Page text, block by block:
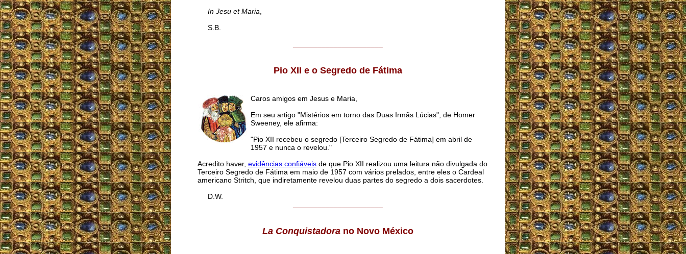
In Jesu et Maria
S.B.
Pio XII e o Segredo de Fátima
Caros amigos em Jesus e Maria,
Em seu artigo "Mistérios em torno das Duas Irmãs Lúcias", de Homer
Sweeney, ele afirma:
"Pio XII recebeu o segredo [Terceiro Segredo de Fátima] em abril de
1957 e nunca o revelou."
Acredito haver, evidências confiáveisde que Pio XII realizou uma leitura não divulgada do
Terceiro Segredo de Fátima em maio de 1957 com vários prelados, entre eles o Cardeal
americano Stritch, que indiretamente revelou duas partes do segredo a dois sacerdotes.
D.W.
La Conquistadora no Novo México